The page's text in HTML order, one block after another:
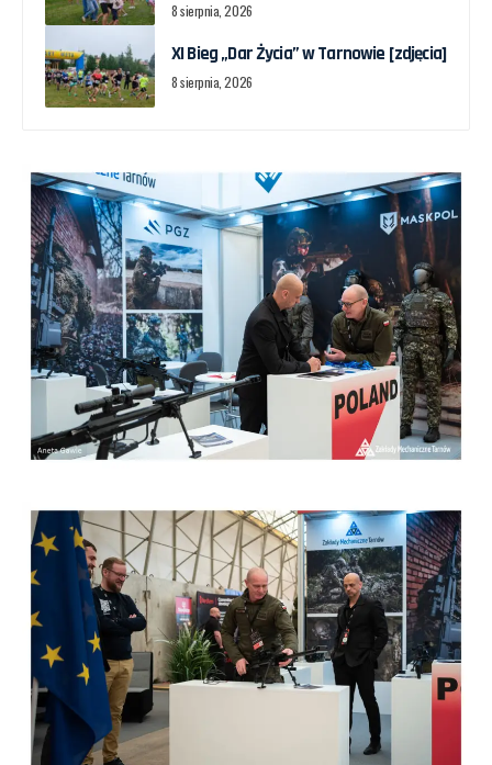
8 sierpnia, 2026
XI Bieg „Dar Życia” w Tarnowie [zdjęcia]
8 sierpnia, 2026